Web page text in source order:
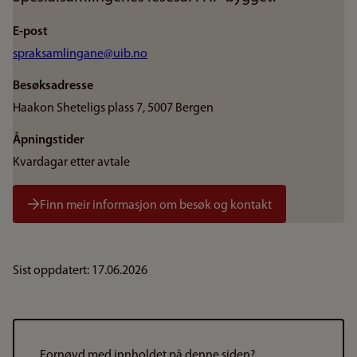
E-post
spraksamlingane@uib.no
Besøksadresse
Haakon Sheteligs plass 7, 5007 Bergen
Åpningstider
Kvardagar etter avtale
Finn meir informasjon om besøk og kontakt
Sist oppdatert: 17.06.2026